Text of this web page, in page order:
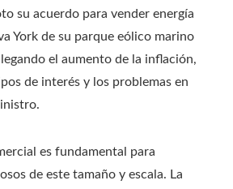
su acuerdo para vender energía
York de su parque eólico marino
el aumento de la inflación,
de interés y los problemas en
es fundamental para
de este tamaño y escala. La